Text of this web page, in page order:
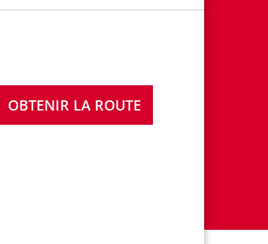
OBTENIR LA ROUTE